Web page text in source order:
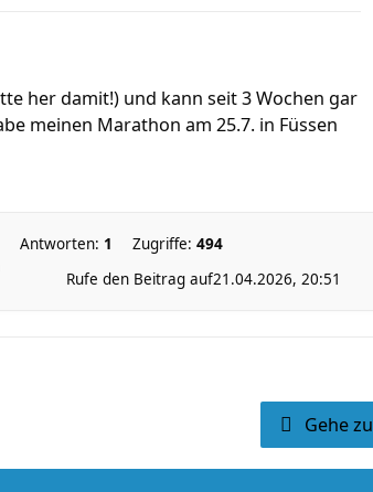
her damit!) und kann seit 3 Wochen gar
meinen Marathon am 25.7. in Füssen
Antworten: 1 Zugriffe: 494
21.04.2026, 20:51
Rufe den Beitrag auf
Gehe zu